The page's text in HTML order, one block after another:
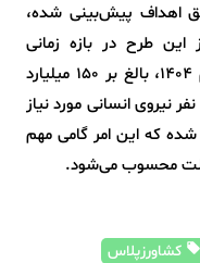
اهداف پیش‌بینی شده،
این طرح در بازه زمانی
یک‌ساله از نیمه دوم 1403 تا نیمه دوم 1404، بالغ بر 150 میلیارد
تومان خواهد بود. همچنین بیش از 300 نفر نیروی انسانی مورد نیاز
که این امر گامی مهم
محسوب می‌شود.
کشاورزپلاس